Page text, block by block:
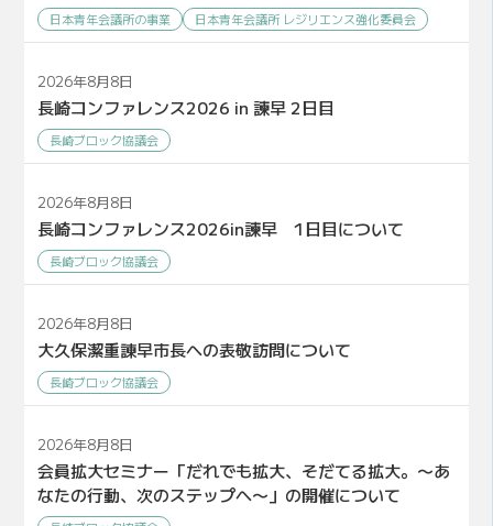
日本青年会議所の事業 日本青年会議所 レジリエンス強化委員会
2026年8月8日
長崎コンファレンス2026 in 諫早 2日目
長崎ブロック協議会
2026年8月8日
長崎コンファレンス2026in諫早 1日目について
長崎ブロック協議会
2026年8月8日
大久保潔重諌早市長への表敬訪問について
長崎ブロック協議会
2026年8月8日
会員拡大セミナー「だれでも拡大、そだてる拡大。〜あ
なたの行動、次のステップへ〜」の開催について